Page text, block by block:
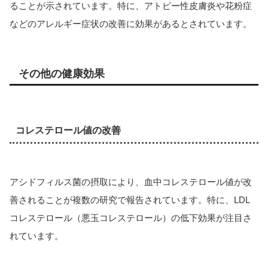
ることが示されています。特に、アトピー性皮膚炎や花粉症
などのアレルギー症状の改善に効果があるとされています。
その他の健康効果
コレステロール値の改善
アシドフィルス菌の摂取により、血中コレステロール値が改
善されることが複数の研究で報告されています。特に、LDL
コレステロール（悪玉コレステロール）の低下効果が注目さ
れています。